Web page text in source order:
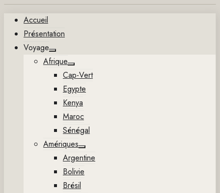
contenu
Accueil
Présentation
Voyage
Show
sub
menu
Afrique
Show
sub
menu
Cap-Vert
Egypte
Kenya
Maroc
Sénégal
Amériques
Show
sub
menu
Argentine
Bolivie
Brésil